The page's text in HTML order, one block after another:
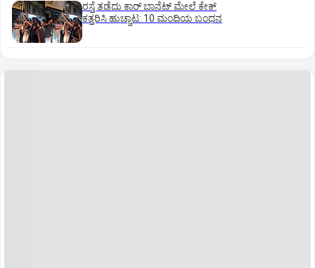
ರಸ್ತೆ ತಡೆದು ಕಾರ್ ಬಾನೆಟ್ ಮೇಲೆ ಕೇಕ್
ಕತ್ತರಿಸಿ ಹುಚ್ಚಾಟ: 10 ಮಂದಿಯ ಬಂಧನ